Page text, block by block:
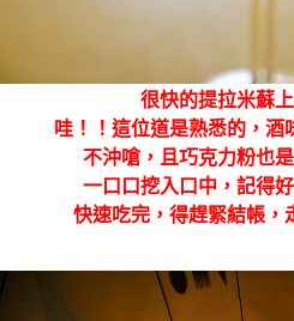
很快的提拉米蘇上
哇！！這位道是熟悉的，酒
不沖嗆，且巧克力粉也
一口口挖入口中，記得
快速吃完，得趕緊結帳，